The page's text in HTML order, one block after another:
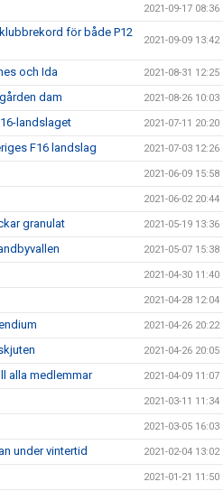
2021-09-17 08:36
för både P12
2021-09-09 13:42
och Ida 2021-08-31 12:25
dam 2021-08-26 10:03
landslaget 2021-07-11 20:20
F16 landslag 2021-07-03 12:26
2021-06-09 15:58
2021-06-02 20:44
granulat 2021-05-19 13:36
2021-05-07 15:38
2021-04-30 11:40
2021-04-28 12:04
2021-04-26 20:22
2021-04-26 20:05
alla medlemmar 2021-04-09 11:07
2021-03-11 11:34
2021-03-05 16:03
under vintertid 2021-02-04 13:02
2021-01-21 11:50